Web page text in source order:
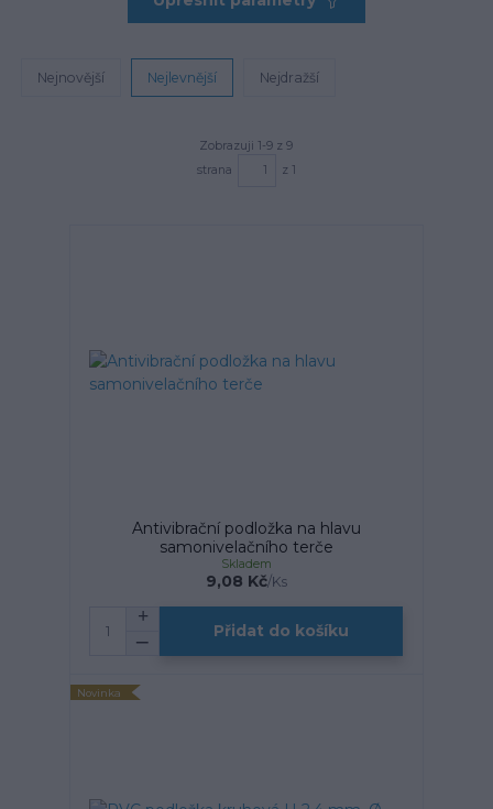
Nejnovější Nejlevnější Nejdražší
Zobrazuji 1-9 z 9
strana
z 1
Antivibrační podložka na hlavu
samonivelačního terče
9,08 Kč/Ks
Skladem
Přidat do košíku
Novinka